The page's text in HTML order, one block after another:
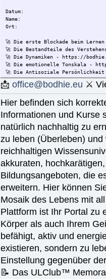
Datum:
Name:
Ort:
🚀 Die erste Blockade beim
🚀 Die Bestandteile des
🚀 Die Dynamiken - https://
🚀 Die emotionelle Tonskala -
🚀 Die Antisoziale
🚀 Die Lösung für Konflikte -
🚀 Lösungen für eine
🚀 Ethik unjd die Zustände -
🚀 Integrität und Ehrlichkeit -
🚀 🟡 Wie Sie jemandem helfen
Wie Sie jemandem helfen
🚀 Werkzeuge für den
🚀 Die Ehe - https://bodhie.eu/
🚀 Kinder - https://bodhie.eu/
🚀 Ermittlung und ihr Gebrauch
🚀 Grundlagen des Organisieren
🚀 Public Relations - https://
🚀 Planziele und Ziele- https://
🚀 Kommunikation - https://
Spende € ______.- liegt bei!
📩office@bodhie.eu ⚔
Hier befinden sich
Informationen und Kurse
natürlich nachhaltig zu
zu leben (Überleben)
reichhaltigen
akkuraten,
Bildungsangeboten, die
erweitern. Hier können
Mosaik des Lebens mit
Plattform ist Ihr Portal zu
Körper als auch Ihrem
befähigt, aktiv und
existieren, sondern zu
Einstellung gegenüber
📝 Das ULClub™